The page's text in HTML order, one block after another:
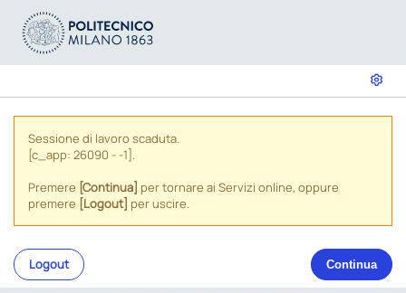
Sessione di lavoro scaduta.
[c_app: 26090 - -1].
Premere [Continua] per tornare ai Servizi online, oppure
premere [Logout] per uscire.
Logout Continua